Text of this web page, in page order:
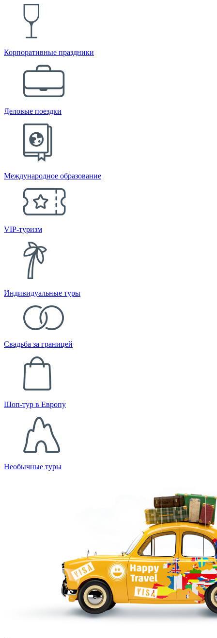
Корпоративные праздники
Деловые поездки
Международное образование
VIP-туризм
Индивидуальные туры
Свадьба за границей
Шоп-тур в Европу
Необычные туры